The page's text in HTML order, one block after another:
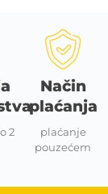
2
Način
plaćanja
plaćanje
pouzećem